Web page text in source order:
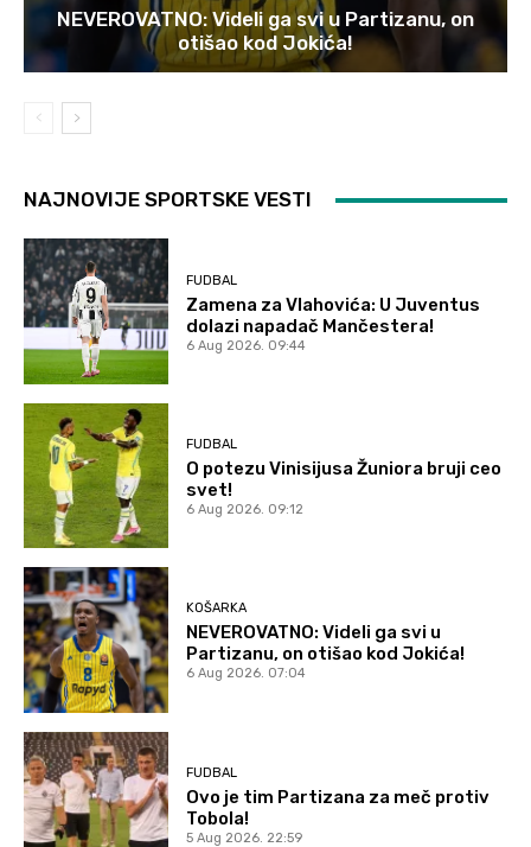
NEVEROVATNO: Videli ga svi u Partizanu, on
otišao kod Jokića!
NAJNOVIJE SPORTSKE VESTI
FUDBAL
Zamena za Vlahovića: U Juventus
dolazi napadač Mančestera!
6 Aug 2026. 09:44
FUDBAL
O potezu Vinisijusa Žuniora bruji ceo
svet!
6 Aug 2026. 09:12
KOŠARKA
NEVEROVATNO: Videli ga svi u
Partizanu, on otišao kod Jokića!
6 Aug 2026. 07:04
FUDBAL
Ovo je tim Partizana za meč protiv
Tobola!
5 Aug 2026. 22:59